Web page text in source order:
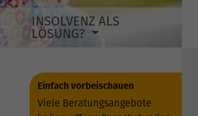
INSOLVENZ ALS
LÖSUNG?
Einfach vorbeischauen
Viele Beratungsangebote